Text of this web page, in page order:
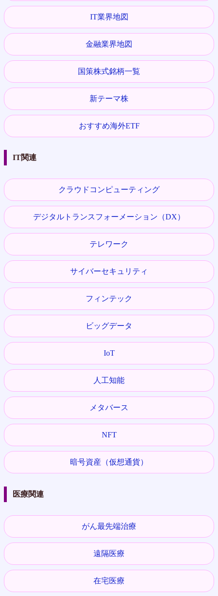
IT業界地図
金融業界地図
国策株式銘柄一覧
新テーマ株
おすすめ海外ETF
IT関連
クラウドコンピューティング
デジタルトランスフォーメーション（DX）
テレワーク
サイバーセキュリティ
フィンテック
ビッグデータ
IoT
人工知能
メタバース
NFT
暗号資産（仮想通貨）
医療関連
がん最先端治療
遠隔医療
在宅医療